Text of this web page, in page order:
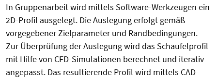
In Gruppenarbeit wird mittels Software-Werkzeugen ein
2D-Profil ausgelegt. Die Auslegung erfolgt gemäß
vorgegebener Zielparameter und Randbedingungen.
Zur Überprüfung der Auslegung wird das Schaufelprofil
mit Hilfe von CFD-Simulationen berechnet und iterativ
angepasst. Das resultierende Profil wird mittels CAD-